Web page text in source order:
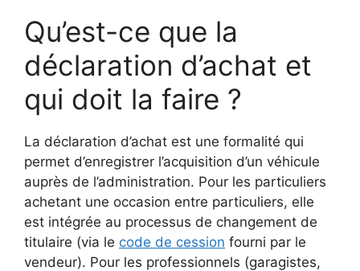
Qu’est-ce que la
déclaration d’achat et
qui doit la faire ?
La déclaration d’achat est une formalité qui
permet d’enregistrer l’acquisition d’un véhicule
auprès de l’administration. Pour les particuliers
achetant une occasion entre particuliers, elle
est intégrée au processus de changement de
titulaire (via le code de cession fourni par le
vendeur). Pour les professionnels (garagistes,